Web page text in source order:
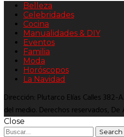
Belleza
Celebridades
Cocina
Manualidades & DIY
Eventos
Familia
Moda
Horóscopos
La Navidad
Dirección: Plutarco Elías Calles
del medio. Derechos reservados,
Close